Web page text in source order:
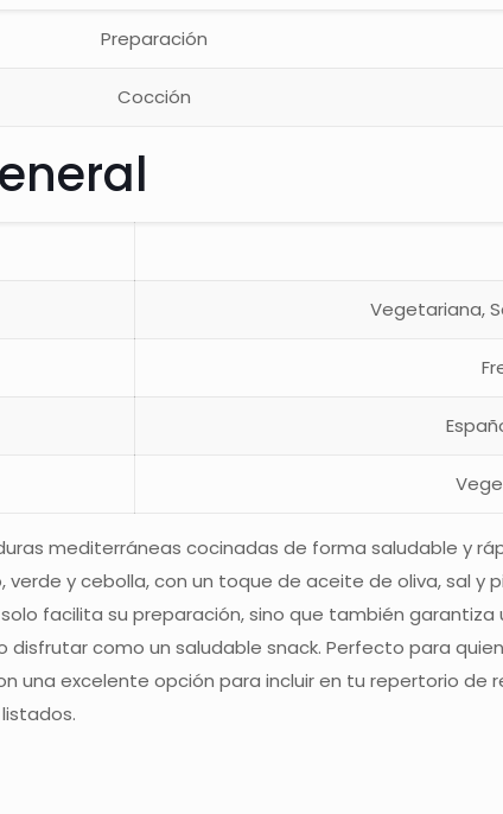
Preparación
Cocción
Vegetariana,
mediterráneas cocinadas de forma saludable y
y cebolla, con un toque de aceite de oliva, sal y
facilita su preparación, sino que también
como un saludable snack. Perfecto para
una excelente opción para incluir en tu repertorio